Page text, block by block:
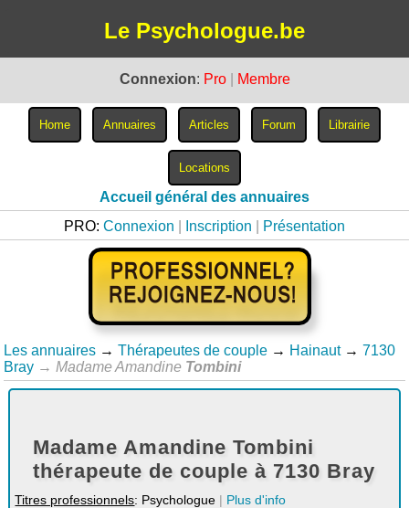
Le Psychologue.be
Connexion: Pro Membre
Accueil général des annuaires
PRO: Connexion Inscription Présentation
Les annuaires → Thérapeutes de couple → Hainaut → 7130
Bray → Madame Amandine Tombini
Madame Amandine Tombini
thérapeute de couple à 7130 Bray
Titres professionnels: Psychologue | Plus d'info